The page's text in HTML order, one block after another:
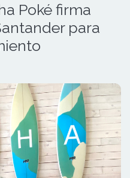
Poké firma
para